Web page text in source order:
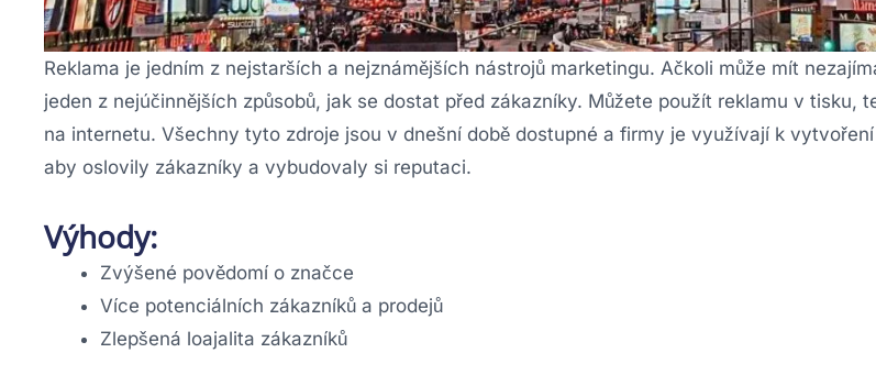
Reklama je jedním z nejstarších a nejznámějších nástrojů marketingu. Ačkoli může mít
jeden z nejúčinnějších způsobů, jak se dostat před zákazníky. Můžete použít reklamu v tisku,
na internetu. Všechny tyto zdroje jsou v dnešní době dostupné a firmy je využívají k
aby oslovily zákazníky a vybudovaly si reputaci.
Výhody:
Zvýšené povědomí o značce
Více potenciálních zákazníků a prodejů
Zlepšená loajalita zákazníků